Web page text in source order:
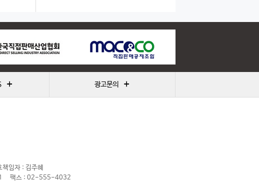
+ 광고문의 +
책임자 : 김주혜
팩스 : 02-555-4032